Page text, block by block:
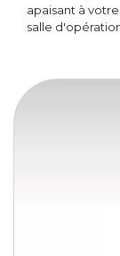
apaisant à
salle